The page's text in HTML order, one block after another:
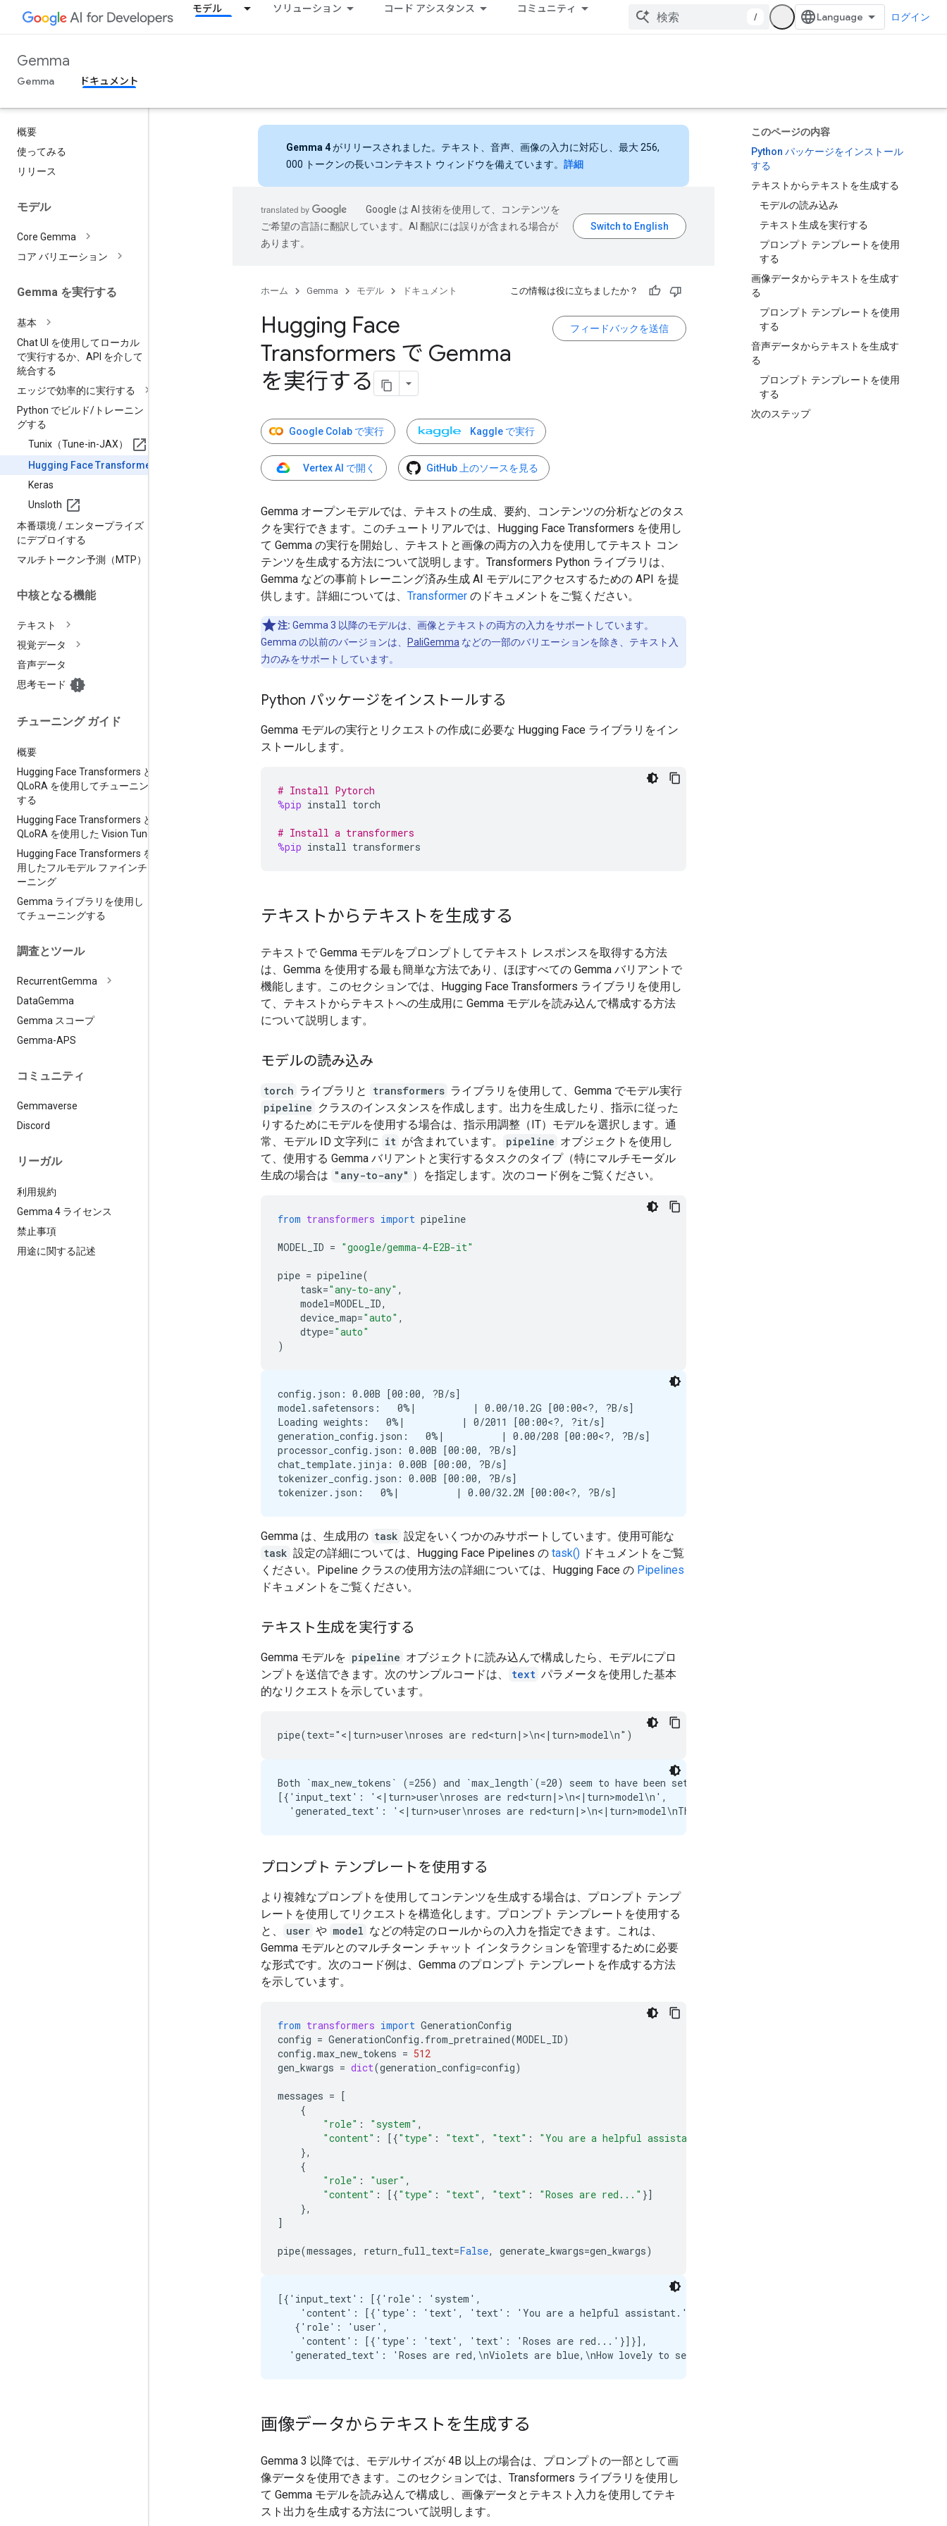
モデル ソリューション コード アシスタンス コミュニティ
/ ログイン
Gemma
Gemma ドキュメント
概要
使ってみる
リリース
モデル
Core Gemma
コア バリエーション
Gemma を実行する
基本
Chat UI を使用してローカル
で実行するか、API を介して
統合する
エッジで効率的に実行する
Python でビルド/ トレーニン
グする
Tunix（Tune-in-JAX）
Hugging Face Transformers
Keras
Unsloth
本番環境 / エンタープライズ
にデプロイする
マルチトークン予測（MTP）
中核となる機能
テキスト
視覚データ
音声データ
思考モード
チューニング ガイド
概要
Hugging Face Transformers と
QLoRA を使用してチューニング
する
Hugging Face Transformers と
QLoRA を使用した Vision Tune
Hugging Face Transformers を使
用したフルモデル ファインチュ
ーニング
Gemma ライブラリを使用し
てチューニングする
調査とツール
RecurrentGemma
DataGemma
Gemma スコープ
Gemma-APS
コミュニティ
Gemmaverse
Discord
リーガル
利用規約
Gemma 4 ライセンス
禁止事項
用途に関する記述
このページの内容
Python パッケージをインストール
する
テキストからテキストを生成する
モデルの読み込み
テキスト生成を実行する
プロンプト テンプレートを使用
する
画像データからテキストを生成す
る
プロンプト テンプレートを使用
する
音声データからテキストを生成す
る
プロンプト テンプレートを使用
する
次のステップ
Gemma 4がリリースされました。テキスト、音声、画像の入力に対応し、最大 256,
000 トークンの長いコンテキスト ウィンドウを備えています。 詳細
Google は AI 技術を使用して、コンテンツを
ご希望の言語に翻訳しています。AI 翻訳には誤りが含まれる場合が
あります。
ホーム Gemma モデル ドキュメント この情報は役に立ちましたか？
フィードバックを送信
Hugging Face
Transformers で Gemma
を実行する
Google Colab で実行 Kaggle で実行
Vertex AI で開く GitHub 上のソースを見る
Gemma オープンモデルでは、テキストの生成、要約、コンテンツの分析などのタス
クを実行できます。このチュートリアルでは、Hugging Face Transformers を使用し
て Gemma の実行を開始し、テキストと画像の両方の入力を使用してテキスト コン
テンツを生成する方法について説明します。Transformers Python ライブラリは、
Gemma などの事前トレーニング済み生成 AI モデルにアクセスするための API を提
供します。詳細については、 Transformer のドキュメントをご覧ください。
注: Gemma 3 以降のモデルは、画像とテキストの両方の入力をサポートしています。
Gemma の以前のバージョンは、
PaliGemma などの一部のバリエーションを除き、テキスト入
力のみをサポートしています。
Python パッケージをインストールする
Gemma モデルの実行とリクエストの作成に必要な Hugging Face ライブラリをイン
ストールします。
# Install Pytorch
%pip install torch
# Install a transformers
%pip install transformers
テキストからテキストを生成する
テキストで Gemma モデルをプロンプトしてテキスト レスポンスを取得する方法
は、Gemma を使用する最も簡単な方法であり、ほぼすべての Gemma バリアントで
機能します。このセクションでは、Hugging Face Transformers ライブラリを使用し
て、テキストからテキストへの生成用に Gemma モデルを読み込んで構成する方法
について説明します。
モデルの読み込み
torch ライブラリと transformers ライブラリを使用して、Gemma でモデル実行
pipeline クラスのインスタンスを作成します。出力を生成したり、指示に従った
りするためにモデルを使用する場合は、指示用調整（IT）モデルを選択します。通
常、モデル ID 文字列に it が含まれています。 pipeline オブジェクトを使用し
て、使用する Gemma バリアントと実行するタスクのタイプ（特にマルチモーダル
生成の場合は "any-to-any" ）を指定します。次のコード例をご覧ください。
from transformers import pipeline
MODEL_ID = "google/gemma-4-E2B-it"
pipe = pipeline(
task="any-to-any" ,
model=MODEL_ID,
device_map="auto" ,
dtype="auto"
)
config.json: 0.00B [00:00, ?B/s]
model.safetensors:   0%|          | 0.00/10.2G [00:00<?, ?B/s]
Loading weights:   0%|          | 0/2011 [00:00<?, ?it/s]
generation_config.json:   0%|          | 0.00/208 [00:00<?, ?B/s]
processor_config.json: 0.00B [00:00, ?B/s]
chat_template.jinja: 0.00B [00:00, ?B/s]
tokenizer_config.json: 0.00B [00:00, ?B/s]
Gemma は、生成用の task 設定をいくつかのみサポートしています。使用可能な
task 設定の詳細については、Hugging Face Pipelines の task() ドキュメントをご覧
ください。Pipeline クラスの使用方法の詳細については、Hugging Face の Pipelines
ドキュメントをご覧ください。
テキスト生成を実行する
Gemma モデルを pipeline オブジェクトに読み込んで構成したら、モデルにプロ
ンプトを送信できます。次のサンプルコードは、
text パラメータを使用した基本
的なリクエストを示しています。
Both `max_new_tokens` (=256) and `max_length`(=20) seem to have been set. `max_new_tokens` will take
[{'input_text': '<|turn>user\nroses are red<turn|>\n<|turn>model\n',
プロンプト テンプレートを使用する
より複雑なプロンプトを使用してコンテンツを生成する場合は、プロンプト テンプ
レートを使用してリクエストを構造化します。プロンプト テンプレートを使用する
と、
user や model などの特定のロールからの入力を指定できます。これは、
Gemma モデルとのマルチターン チャット インタラクションを管理するために必要
な形式です。次のコード例は、Gemma のプロンプト テンプレートを作成する方法
を示しています。
from transformers import GenerationConfig
config = GenerationConfig . from_pretrained(MODEL_ID)
config .max_new_tokens = 512
gen_kwargs = dict(generation_config=config)
messages = [
{
"role" : "system" ,
"content" : [{"type" : "text" , "text" : "You are a helpful assistant."
},
{
"role" : "user" ,
"content" : [{"type" : "text" , "text" : "Roses are red..." }]
},
]
pipe(messages, return_full_text=False, generate_kwargs=gen_kwargs)
[{'input_text': [{'role': 'system',
    'content': [{'type': 'text', 'text': 'You are a helpful assistant.'}]},
   {'role': 'user',
    'content': [{'type': 'text', 'text': 'Roses are red...'}]}],
画像データからテキストを生成する
Gemma 3 以降では、モデルサイズが 4B 以上の場合は、プロンプトの一部として画
像データを使用できます。このセクションでは、Transformers ライブラリを使用し
て Gemma モデルを読み込んで構成し、画像データとテキスト入力を使用してテキ
スト出力を生成する方法について説明します。